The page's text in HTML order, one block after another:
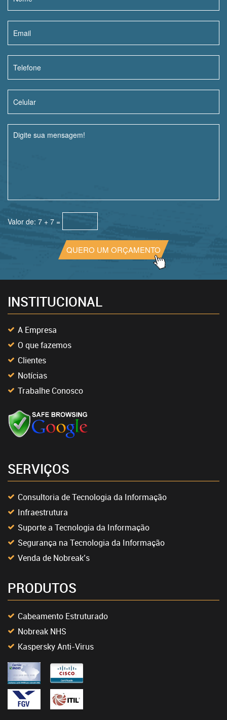
Valor de: 7 + 7 =
QUERO UM ORÇAMENTO
INSTITUCIONAL
A Empresa
O que fazemos
Clientes
Notícias
Trabalhe Conosco
SERVIÇOS
Consultoria de Tecnologia da Informação
Infraestrutura
Suporte a Tecnologia da Informação
Segurança na Tecnologia da Informação
Venda de Nobreak’s
PRODUTOS
Cabeamento Estruturado
Nobreak NHS
Kaspersky Anti-Virus